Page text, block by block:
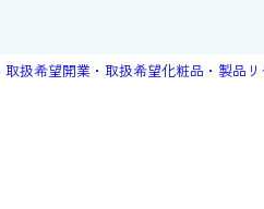
取扱希望開業・取扱希望化粧品・製品